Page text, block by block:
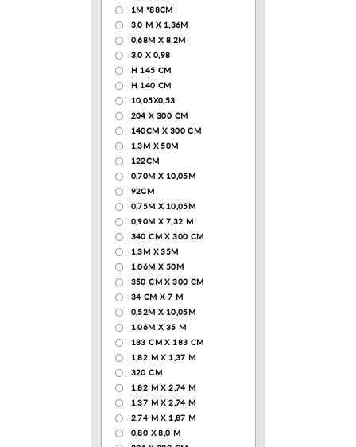
1М *88СМ
3,0 М Х 1,36М
0,68М Х 8,2М
3,0 Х 0,98
H 145 CM
H 140 CM
10,05Х0,53
204 Х 300 СМ
140CM X 300 CM
1,3М Х 50М
122СМ
0,70М Х 10,05М
92CM
0,75М Х 10,05М
0,90М Х 7,32 М
340 CM X 300 CM
1,3M X 35M
1,06M X 50M
350 CM X 300 CM
34 CM X 7 M
0,52М Х 10,05М
1.06M X 35 M
183 СМ Х 183 СМ
1,82 М Х 1,37 М
320 CM
1.82 М Х 2,74 М
1,37 М Х 2,74 М
2,74 М Х 1,87 М
0,80 Х 8,0 М